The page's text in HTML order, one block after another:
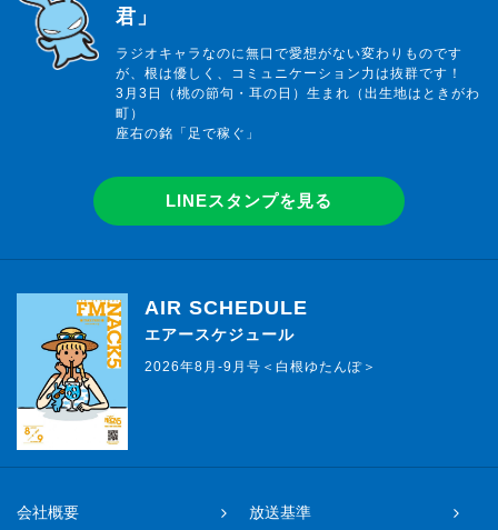
君」
ラジオキャラなのに無口で愛想がない変わりものです
が、根は優しく、コミュニケーション力は抜群です！
3月3日（桃の節句・耳の日）生まれ（出生地はときがわ
町）
座右の銘「足で稼ぐ」
LINEスタンプを見る
AIR SCHEDULE
エアースケジュール
2026年8月-9月号＜白根ゆたんぽ＞
会社概要 放送基準